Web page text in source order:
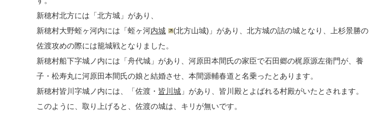
新穂村北方には「北方城」があり、
新穂村大野蛭ヶ河内には「蛭ヶ河内城
(北方山城)」があり、北方城の詰の城となり、上杉景勝の
佐渡攻めの際には籠城戦となりました。
新穂村船下字城ノ内には「舟代城」があり、河原田本間氏の家臣で石田郷の梶原源左衛門が、養
子・松寿丸に河原田本間氏の娘と結婚させ、本間源輔春道と名乗ったとあります。
新穂村皆川字城ノ内には、「佐渡・ 皆川城 」があり、皆川殿とよばれる村殿がいたとされます。
このように、取り上げると、佐渡の城は、キリが無いです。